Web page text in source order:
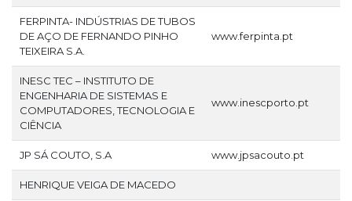
FERPINTA- INDÚSTRIAS DE TUBOS
DE AÇO DE FERNANDO PINHO
TEIXEIRA S.A.
www.ferpinta.pt
INESC TEC – INSTITUTO DE
ENGENHARIA DE SISTEMAS E
COMPUTADORES, TECNOLOGIA E
CIÊNCIA
www.inescporto.pt
JP SÁ COUTO, S.A www.jpsacouto.pt
HENRIQUE VEIGA DE MACEDO